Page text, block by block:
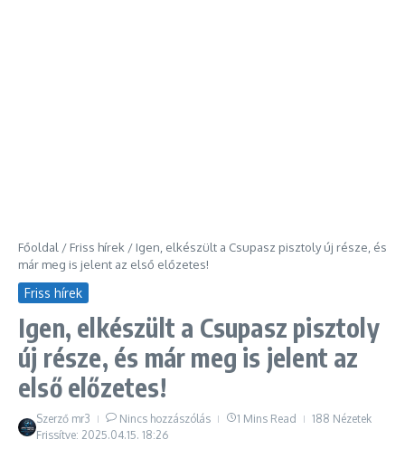
Főoldal / Friss hírek / Igen, elkészült a Csupasz pisztoly új része, és
már meg is jelent az első előzetes!
Friss hírek
Igen, elkészült a Csupasz pisztoly
új része, és már meg is jelent az
első előzetes!
Szerző mr3 Nincs hozzászólás 1 Mins Read
188 Nézetek
Frissítve: 2025.04.15. 18:26